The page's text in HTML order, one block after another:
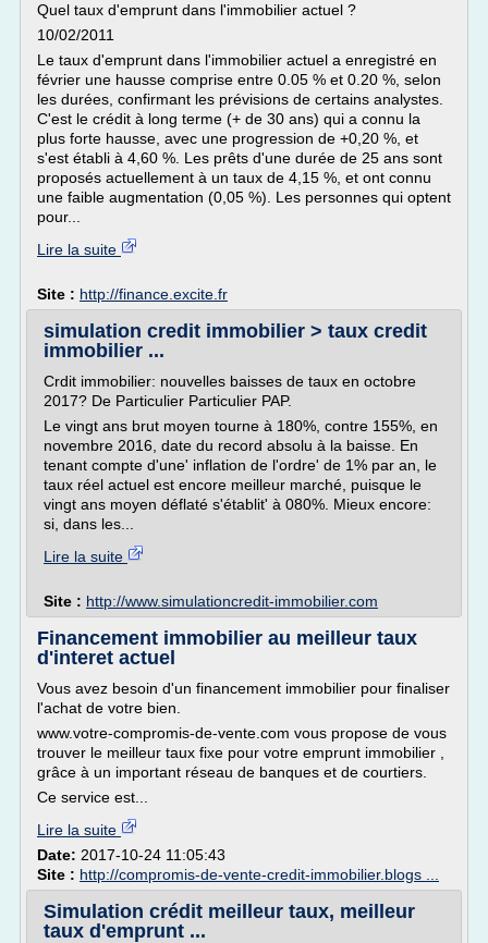
Quel taux d'emprunt dans l'immobilier actuel ?
10/02/2011
Le taux d'emprunt dans l'immobilier actuel a enregistré en
février une hausse comprise entre 0.05 % et 0.20 %, selon
les durées, confirmant les prévisions de certains analystes.
C'est le crédit à long terme (+ de 30 ans) qui a connu la
plus forte hausse, avec une progression de +0,20 %, et
s'est établi à 4,60 %. Les prêts d'une durée de 25 ans sont
proposés actuellement à un taux de 4,15 %, et ont connu
une faible augmentation (0,05 %). Les personnes qui optent
pour...
Lire la suite
Site : http://finance.excite.fr
simulation credit immobilier > taux credit
immobilier ...
Crdit immobilier: nouvelles baisses de taux en octobre
2017? De Particulier Particulier PAP.
Le vingt ans brut moyen tourne à 180%, contre 155%, en
novembre 2016, date du record absolu à la baisse. En
tenant compte d'une' inflation de l'ordre' de 1% par an, le
taux réel actuel est encore meilleur marché, puisque le
vingt ans moyen déflaté s'établit' à 080%. Mieux encore:
si, dans les...
Lire la suite
Site : http://www.simulationcredit-immobilier.com
Financement immobilier au meilleur taux
d'interet actuel
Vous avez besoin d'un financement immobilier pour finaliser
l'achat de votre bien.
www.votre-compromis-de-vente.com vous propose de vous
trouver le meilleur taux fixe pour votre emprunt immobilier ,
grâce à un important réseau de banques et de courtiers.
Ce service est...
Lire la suite
Date: 2017-10-24 11:05:43
Site : http://compromis-de-vente-credit-immobilier.blogs ...
Simulation crédit meilleur taux, meilleur
taux d'emprunt ...